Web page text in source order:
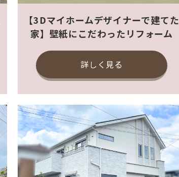
【3Dマイホームデザイナーで建てた
家】壁紙にこだわったリフォーム
詳しく見る